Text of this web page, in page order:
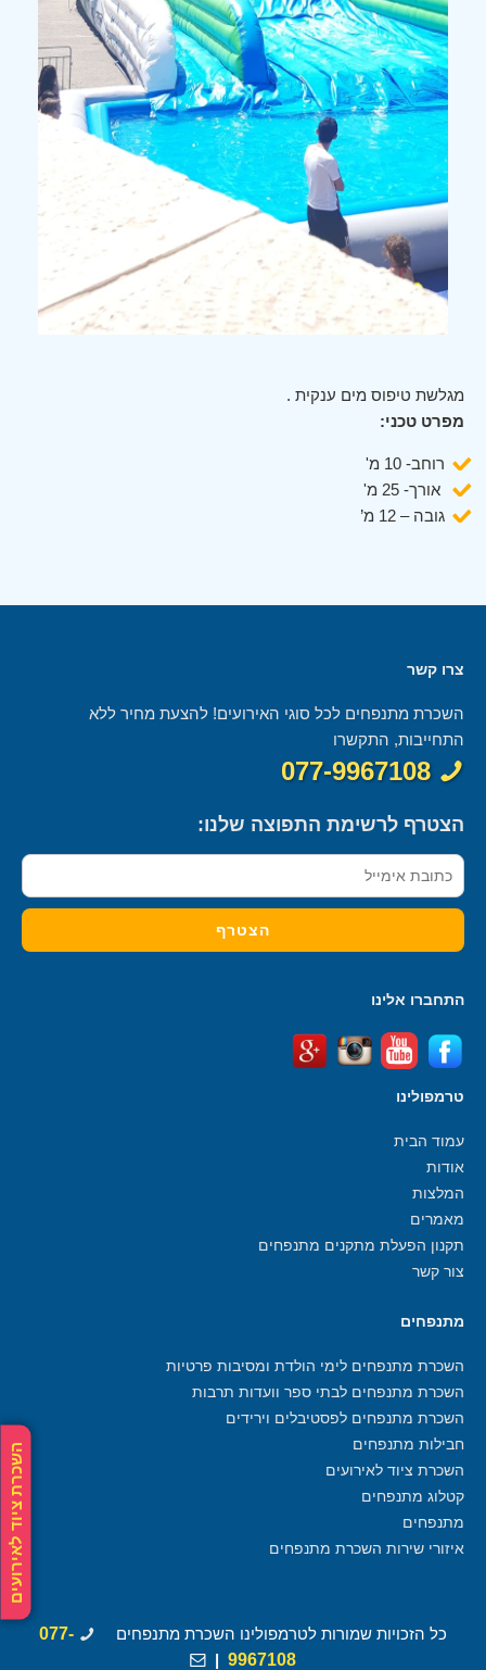
השכרת ציוד לאירועים
מגלשת טיפוס מים ענקית .
מפרט טכני:
רוחב- 10 מ'
אורך- 25 מ'
גובה – 12 מ’
צרו קשר
השכרת מתנפחים לכל סוגי האירועים! להצעת מחיר ללא
התחייבות, התקשרו
077-9967108
הצטרף לרשימת התפוצה שלנו:
התחברו אלינו
טרמפולינו
עמוד הבית
אודות
המלצות
מאמרים
תקנון הפעלת מתקנים מתנפחים
צור קשר
מתנפחים
השכרת מתנפחים לימי הולדת ומסיבות פרטיות
השכרת מתנפחים לבתי ספר וועדות תרבות
השכרת מתנפחים לפסטיבלים וירידים
חבילות מתנפחים
השכרת ציוד לאירועים
קטלוג מתנפחים
מתנפחים
איזורי שירות השכרת מתנפחים
כל הזכויות שמורות לטרמפולינו השכרת מתנפחים
077-
9967108
|